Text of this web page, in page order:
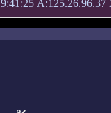
A:125.26.96.37